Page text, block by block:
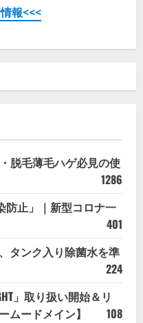
報<<<
脱毛薄毛ハゲ必見の使
1286
防止」｜新型コロナ一
401
タンク入り除菌水を準
224
」取り扱い開始＆リ
ムードメイン】
108